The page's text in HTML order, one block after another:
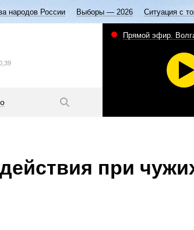
народов России Выборы — 2026 Ситуация с
Прямой эфир.
при